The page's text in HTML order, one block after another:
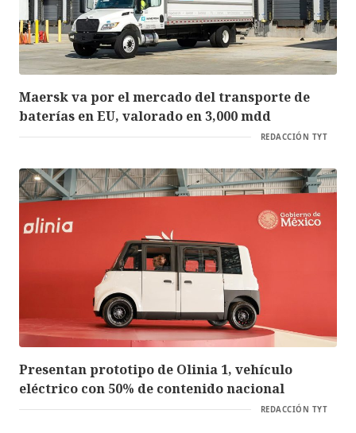
Maersk va por el mercado del transporte de
baterías en EU, valorado en 3,000 mdd
REDACCIÓN TYT
Presentan prototipo de Olinia 1, vehículo
eléctrico con 50% de contenido nacional
REDACCIÓN TYT